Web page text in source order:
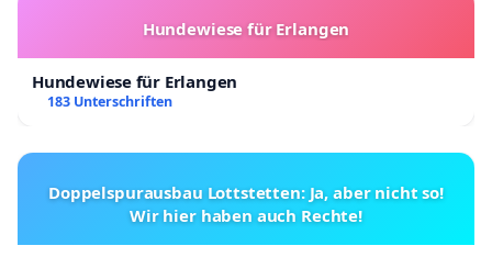
Hundewiese für Erlangen
Hundewiese für Erlangen
183 Unterschriften
Doppelspurausbau Lottstetten: Ja, aber nicht so!
Wir hier haben auch Rechte!